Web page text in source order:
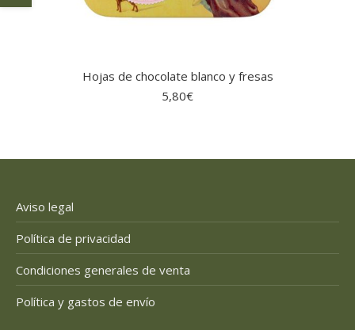
Hojas de chocolate blanco y fresas
5,80€
Aviso legal
Política de privacidad
Condiciones generales de venta
Política y gastos de envío